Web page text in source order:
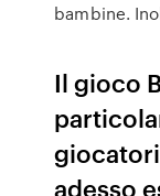
bambine.
Il gioco
giocatori
adesso